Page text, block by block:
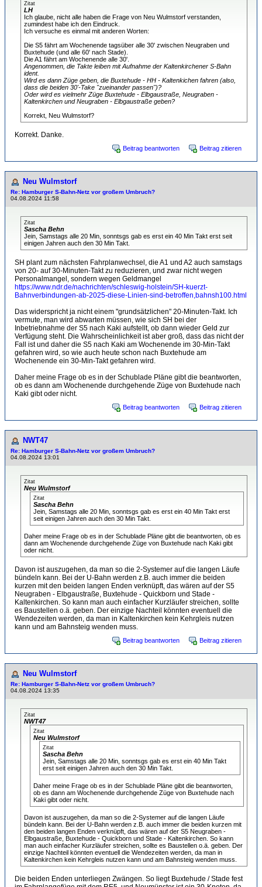
Zitat
LH
Ich glaube, nicht alle haben die Frage von Neu Wulmstorf verstanden,
zumindest habe ich den Eindruck.
Ich versuche es einmal mit anderen Worten:
Die S5 fährt am Wochenende tagsüber alle 30' zwischen Neugraben und
Buxtehude (und alle 60' nach Stade).
Die A1 fährt am Wochenende alle 30'.
Angenommen, die Takte leiben mit Aufnahme der Kaltenkirchener S-Bahn
ident.
Wird es dann Züge geben, die Buxtehude - HH - Kaltenkichen fahren (also,
dass die beiden 30'-Take "zueinander passen")?
Oder wird es vielmehr Züge Buxtehude - Elbgaustraße, Neugraben -
Kaltenkirchen und Neugraben - Elbgaustraße geben?
Korrekt, Neu Wulmstorf?
Korrekt. Danke.
Beitrag beantworten Beitrag zitieren
Neu Wulmstorf
Re: Hamburger S-Bahn-Netz vor großem Umbruch?
04.08.2024 11:58
Zitat
Sascha Behn
Jein, Samstags alle 20 Min, sonntsgs gab es erst ein 40 Min Takt erst seit
einigen Jahren auch den 30 Min Takt.
SH plant zum nächsten Fahrplanwechsel, die A1 und A2 auch samstags
von 20- auf 30-Minuten-Takt zu reduzieren, und zwar nicht wegen
Personalmangel, sondern wegen Geldmangel
https://www.ndr.de/nachrichten/schleswig-holstein/SH-kuerzt-
Bahnverbindungen-ab-2025-diese-Linien-sind-betroffen,bahnsh100.html
Das widerspricht ja nicht einem "grundsätzlichen" 20-Minuten-Takt. Ich
vermute, man wird abwarten müssen, wie sich SH bei der
Inbetriebnahme der S5 nach Kaki aufstellt, ob dann wieder Geld zur
Verfügung steht. Die Wahrscheinlichkeit ist aber groß, dass das nicht der
Fall ist und daher die S5 nach Kaki am Wochenende im 30-Min-Takt
gefahren wird, so wie auch heute schon nach Buxtehude am
Wochenende ein 30-Min-Takt gefahren wird.
Daher meine Frage ob es in der Schublade Pläne gibt die beantworten,
ob es dann am Wochenende durchgehende Züge von Buxtehude nach
Kaki gibt oder nicht.
Beitrag beantworten Beitrag zitieren
NWT47
Re: Hamburger S-Bahn-Netz vor großem Umbruch?
04.08.2024 13:01
Zitat
Neu Wulmstorf
Zitat
Sascha Behn
Jein, Samstags alle 20 Min, sonntsgs gab es erst ein 40 Min Takt erst
seit einigen Jahren auch den 30 Min Takt.
Daher meine Frage ob es in der Schublade Pläne gibt die beantworten, ob es
dann am Wochenende durchgehende Züge von Buxtehude nach Kaki gibt
oder nicht.
Davon ist auszugehen, da man so die 2-Systemer auf die langen Läufe
bündeln kann. Bei der U-Bahn werden z.B. auch immer die beiden
kurzen mit den beiden langen Enden verknüpft, das wären auf der S5
Neugraben - Elbgaustraße, Buxtehude - Quickborn und Stade -
Kaltenkirchen. So kann man auch einfacher Kurzläufer streichen, sollte
es Baustellen o.ä. geben. Der einzige Nachteil könnten eventuell die
Wendezeiten werden, da man in Kaltenkirchen kein Kehrgleis nutzen
kann und am Bahnsteig wenden muss.
Beitrag beantworten Beitrag zitieren
Neu Wulmstorf
Re: Hamburger S-Bahn-Netz vor großem Umbruch?
04.08.2024 13:35
Zitat
NWT47
Zitat
Neu Wulmstorf
Zitat
Sascha Behn
Jein, Samstags alle 20 Min, sonntsgs gab es erst ein 40 Min Takt
erst seit einigen Jahren auch den 30 Min Takt.
Daher meine Frage ob es in der Schublade Pläne gibt die beantworten,
ob es dann am Wochenende durchgehende Züge von Buxtehude nach
Kaki gibt oder nicht.
Davon ist auszugehen, da man so die 2-Systemer auf die langen Läufe
bündeln kann. Bei der U-Bahn werden z.B. auch immer die beiden kurzen mit
den beiden langen Enden verknüpft, das wären auf der S5 Neugraben -
Elbgaustraße, Buxtehude - Quickborn und Stade - Kaltenkirchen. So kann
man auch einfacher Kurzläufer streichen, sollte es Baustellen o.ä. geben. Der
einzige Nachteil könnten eventuell die Wendezeiten werden, da man in
Kaltenkirchen kein Kehrgleis nutzen kann und am Bahnsteig wenden muss.
Die beiden Enden unterliegen Zwängen. So liegt Buxtehude / Stade fest